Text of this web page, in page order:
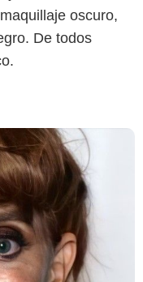
oscuro,
De todos